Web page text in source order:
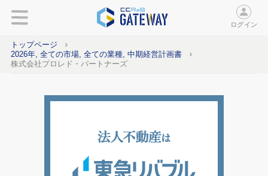
ログイン
トップページ
2026年, 全ての市場, 全ての業種, 中期経営計画書
株式会社プロレド・パートナーズ